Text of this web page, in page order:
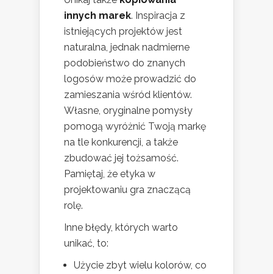
innych marek. Inspiracja z
istniejących projektów jest
naturalna, jednak nadmierne
podobieństwo do znanych
logosów może prowadzić do
zamieszania wśród klientów.
Własne, oryginalne pomysły
pomogą wyróżnić Twoją markę
na tle konkurencji, a także
zbudować jej tożsamość.
Pamiętaj, że etyka w
projektowaniu gra znaczącą
rolę.
Inne błędy, których warto
unikać, to:
Użycie zbyt wielu kolorów, co